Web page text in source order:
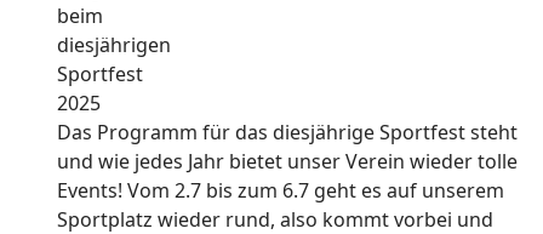
Das Programm für das diesjährige Sportfest steht
und wie jedes Jahr bietet unser Verein wieder tolle
Events! Vom 2.7 bis zum 6.7 geht es auf unserem
Sportplatz wieder rund, also kommt vorbei und